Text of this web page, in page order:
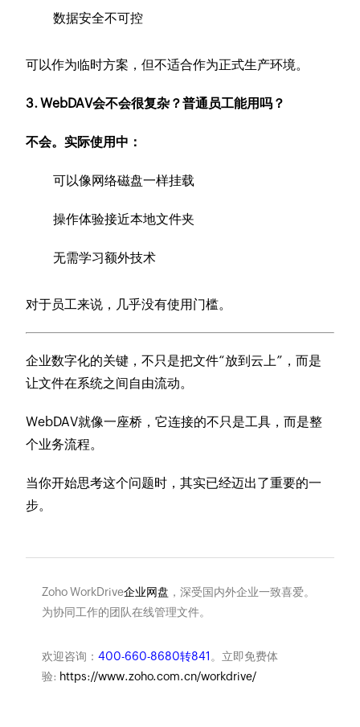
数据安全不可控
可以作为临时方案，但不适合作为正式生产环境。
3. WebDAV会不会很复杂？普通员工能用吗？
不会。实际使用中：
可以像网络磁盘一样挂载
操作体验接近本地文件夹
无需学习额外技术
对于员工来说，几乎没有使用门槛。
企业数字化的关键，不只是把文件“放到云上”，而是
让文件在系统之间自由流动。
WebDAV就像一座桥，它连接的不只是工具，而是整
个业务流程。
当你开始思考这个问题时，其实已经迈出了重要的一
步。
Zoho WorkDrive企业网盘 ，深受国内外企业一致喜爱。
为协同工作的团队在线管理文件。
欢迎咨询： 400-660-8680转841 。立即免费体
验: https://www.zoho.com.cn/workdrive/